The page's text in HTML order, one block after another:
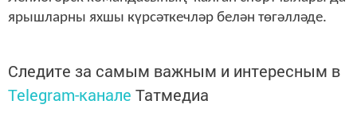
ярышларны яхшы күрсәткечләр белән төгәлләде.
Следите за самым важным и интересным в
Telegram-канале Татмедиа